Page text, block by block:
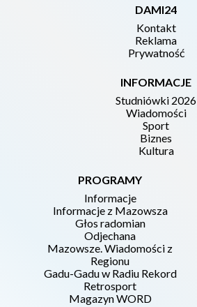
DAMI24
Kontakt
Reklama
Prywatność
INFORMACJE
Studniówki 2026
Wiadomości
Sport
Biznes
Kultura
PROGRAMY
Informacje
Informacje z Mazowsza
Głos radomian
Odjechana
Mazowsze. Wiadomości z
Regionu
Gadu-Gadu w Radiu Rekord
Retrosport
Magazyn WORD